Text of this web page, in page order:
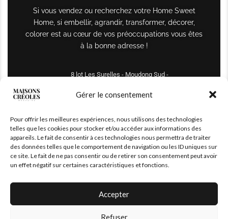
Gérer le consentement
Pour offrir les meilleures expériences, nous utilisons des technologies
telles que les cookies pour stocker et/ou accéder aux informations des
appareils. Le fait de consentir à ces technologies nous permettra de traiter
des données telles que le comportement de navigation ou les ID uniques sur
ce site. Le fait de ne pas consentir ou de retirer son consentement peut avoir
un effet négatif sur certaines caractéristiques et fonctions.
Accepter
Refuser
Si vous vendez ou recherchez votre Home Sweet
Home, si embellir, agrandir, transformer, décorer,
colorer est au cœur de vos préoccupations vous êtes
à la bonne adresse !
8 lot Les Surelles - Moudong Sud -
maisonscreoles.immo@gmail.com